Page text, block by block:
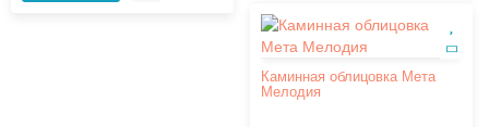
Каминная облицовка Мета
Мелодия